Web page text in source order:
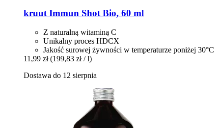
kruut Immun Shot Bio, 60 ml
Z naturalną witaminą C
Unikalny proces HDCX
Jakość surowej żywności w temperaturze poniżej 30°C
11,99 zł (199,83 zł / l)
Dostawa do 12 sierpnia